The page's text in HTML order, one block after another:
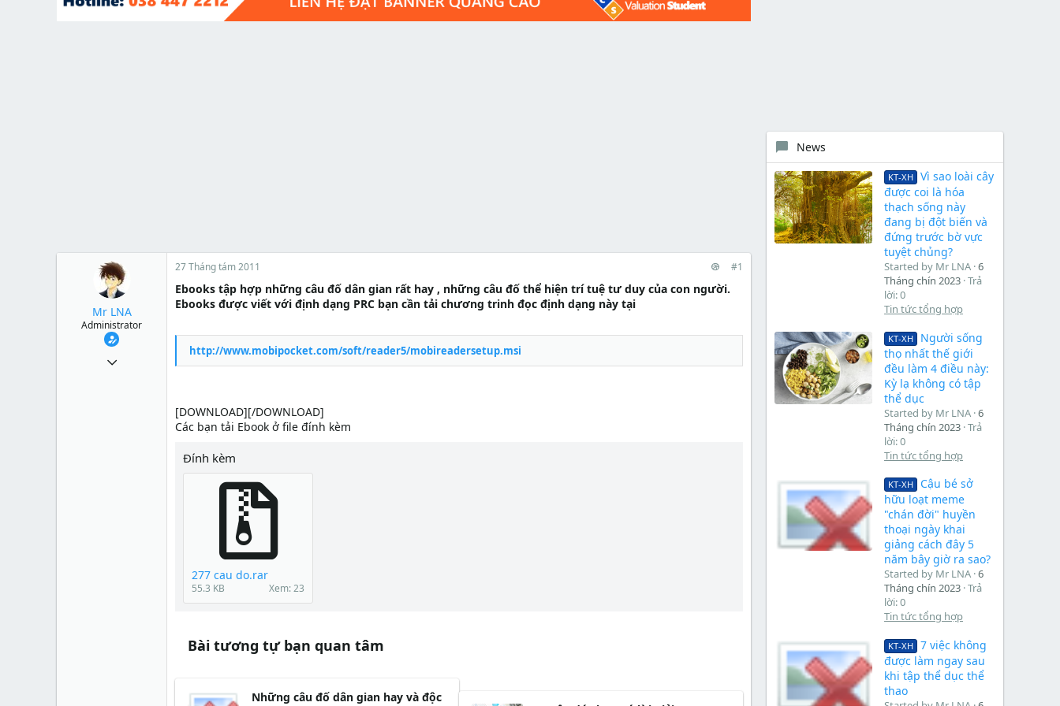
t
Mr LNA
Administrator
27 Tháng tám 2011 #1
Ebooks tập hợp những câu đố dân gian rất hay , những câu đố thể hiện trí tuệ tư duy của con người.
Ebooks được viết với định dạng PRC bạn cần tải chương trinh đọc định dạng này tại
http://www.mobipocket.com/soft/reader5/mobireadersetup.msi
[DOWNLOAD][/DOWNLOAD]
Các bạn tải Ebook ở file đính kèm
Đính kèm
277 cau do.rar
55.3 KB Xem: 23
Bài tương tự bạn quan tâm
Những câu đố dân gian hay và độc
News
KT-XH
Vì sao loài cây
được coi là hóa
thạch sống này
đang bị đột biến và
đứng trước bờ vực
tuyệt chủng?
Started by Mr LNA 6
Tháng chín 2023 Trả
lời: 0
Tin tức tổng hợp
KT-XH
Người sống
thọ nhất thế giới
đều làm 4 điều này:
Kỳ lạ không có tập
thể dục
Started by Mr LNA 6
Tháng chín 2023 Trả
lời: 0
Tin tức tổng hợp
KT-XH
Cậu bé sở
hữu loạt meme
"chán đời" huyền
thoại ngày khai
giảng cách đây 5
năm bây giờ ra sao?
Started by Mr LNA 6
Tháng chín 2023 Trả
lời: 0
Tin tức tổng hợp
KT-XH
7 việc không
được làm ngay sau
khi tập thể dục thể
thao